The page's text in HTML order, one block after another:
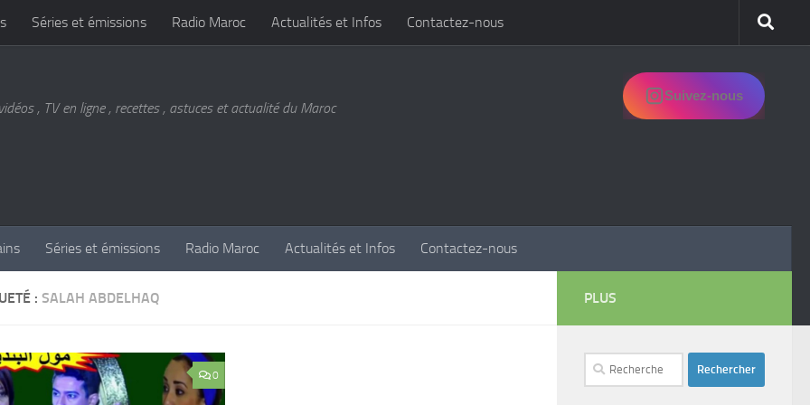
Séries et émissions Radio Maroc Actualités et Infos Contactez-nous
, TV en ligne , recettes , astuces et actualité du Maroc
Suivez-nous
Séries et émissions Radio Maroc Actualités et Infos Contactez-nous
: SALAH ABDELHAQ
0
PLUS
Rechercher :